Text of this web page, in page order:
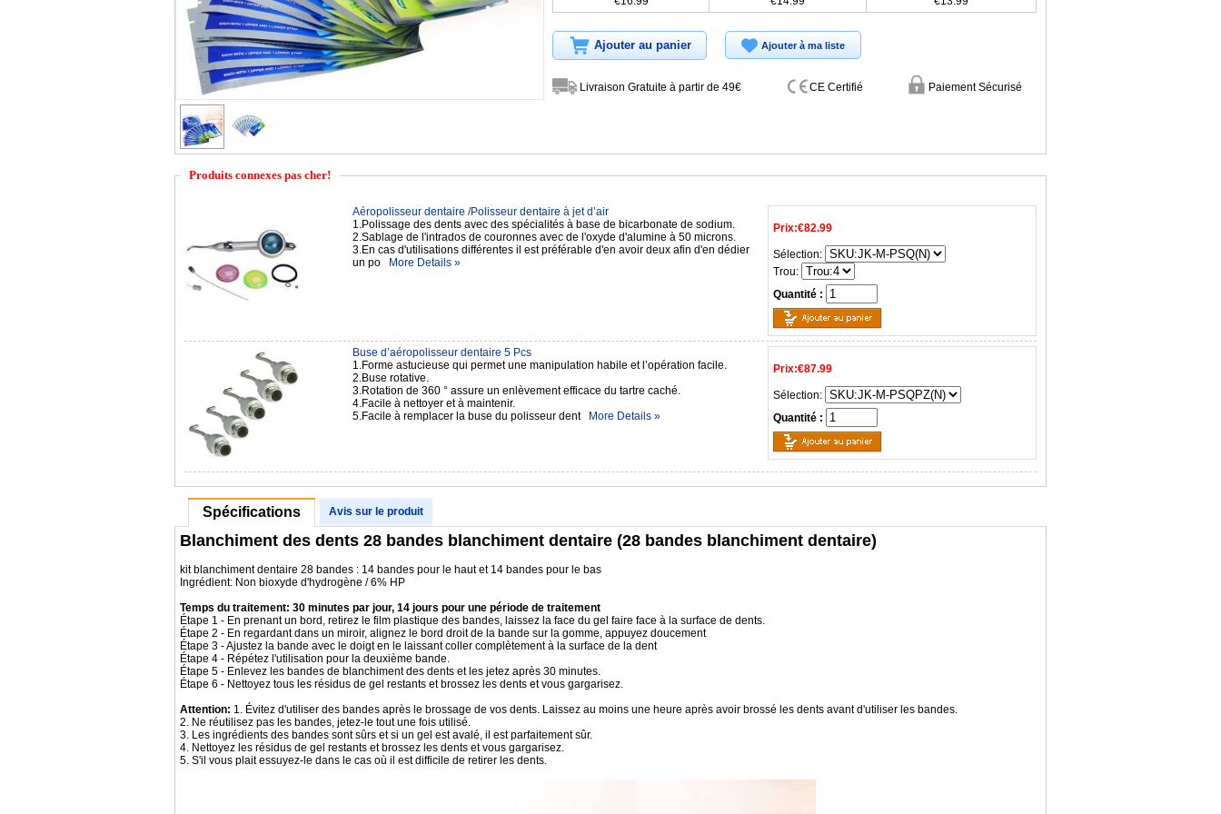
Ajouter au panier Ajouter à ma liste
Livraison Gratuite à partir de 49€ CE Certifié Paiement Sécurisé
Produits connexes pas cher!
Prix:€82.99
Sélection:
Trou:
Quantité :
Aéropolisseur dentaire /Polisseur dentaire à jet d’air
1.Polissage des dents avec des spécialités à base de bicarbonate de sodium.
2.Sablage de l'intrados de couronnes avec de l'oxyde d'alumine à 50 microns.
3.En cas d'utilisations différentes il est préférable d'en avoir deux afin d'en dédier
un po
More Details »
Prix:€87.99
Sélection:
Quantité :
Buse d’aéropolisseur dentaire 5 Pcs
1.Forme astucieuse qui permet une manipulation habile et l’opération facile.
2.Buse rotative.
3.Rotation de 360 ° assure un enlèvement efficace du tartre caché.
4.Facile à nettoyer et à maintenir.
5.Facile à remplacer la buse du polisseur dent
More Details »
Spécifications Avis sur le produit
Blanchiment des dents 28 bandes blanchiment dentaire (28 bandes blanchiment dentaire)
kit blanchiment dentaire 28 bandes : 14 bandes pour le haut et 14 bandes pour le bas
Ingrédient: Non bioxyde d'hydrogène / 6% HP
Temps du traitement: 30 minutes par jour, 14 jours pour une période de traitement
Étape 1 - En prenant un bord, retirez le film plastique des bandes, laissez la face du gel faire face à la surface de dents.
Étape 2 - En regardant dans un miroir, alignez le bord droit de la bande sur la gomme, appuyez doucement
Étape 3 - Ajustez la bande avec le doigt en le laissant coller complètement à la surface de la dent
Étape 4 - Répétez l'utilisation pour la deuxième bande.
Étape 5 - Enlevez les bandes de blanchiment des dents et les jetez après 30 minutes.
Étape 6 - Nettoyez tous les résidus de gel restants et brossez les dents et vous gargarisez.
Attention: 1. Évitez d'utiliser des bandes après le brossage de vos dents. Laissez au moins une heure après avoir brossé les dents avant d'utiliser les bandes.
2. Ne réutilisez pas les bandes, jetez-le tout une fois utilisé.
3. Les ingrédients des bandes sont sûrs et si un gel est avalé, il est parfaitement sûr.
4. Nettoyez les résidus de gel restants et brossez les dents et vous gargarisez.
5. S'il vous plait essuyez-le dans le cas où il est difficile de retirer les dents.